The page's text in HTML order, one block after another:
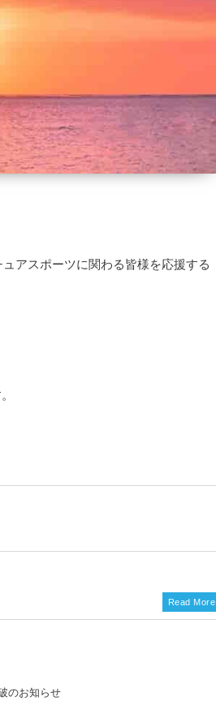
アスポーツに関わる皆様を応援する
のお知らせ
Read More